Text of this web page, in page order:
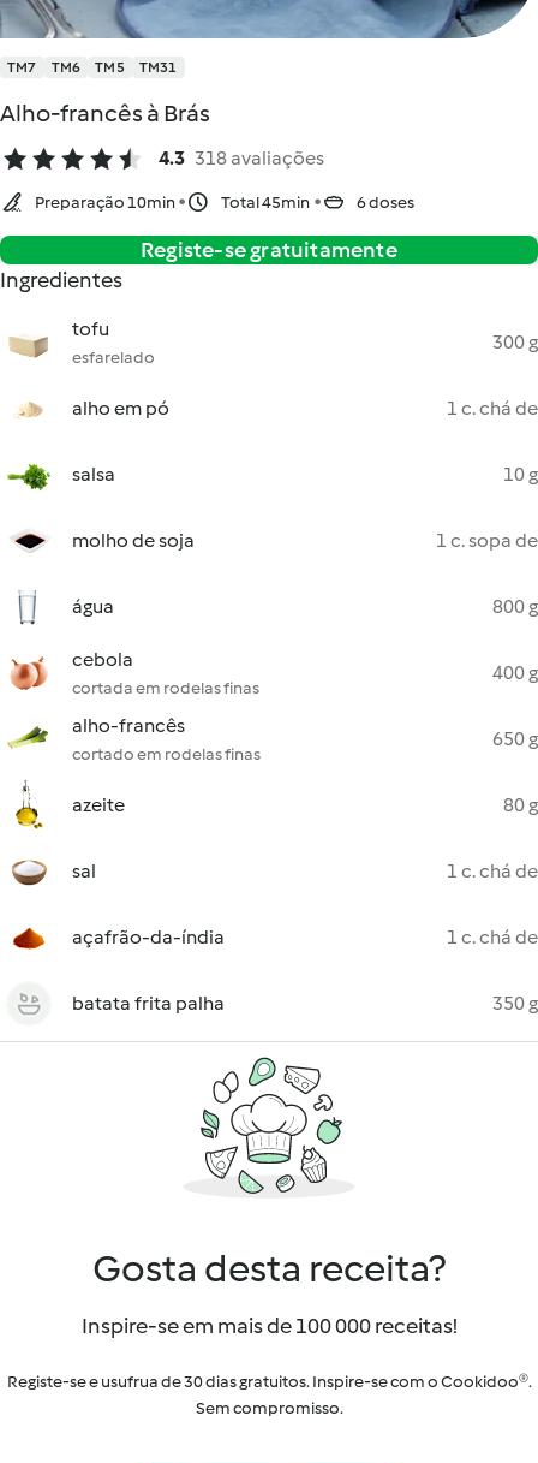
TM7 TM6 TM5 TM31
Alho-francês à Brás
4.3 318 avaliações
Preparação 10min Total 45min 6 doses
Registe-se gratuitamente
Ingredientes
tofu
esfarelado
300 g
alho em pó 1 c. chá de
salsa 10 g
molho de soja 1 c. sopa de
água 800 g
cebola
cortada em rodelas finas
400 g
alho-francês
cortado em rodelas finas
650 g
azeite 80 g
sal 1 c. chá de
açafrão-da-índia 1 c. chá de
batata frita palha 350 g
Gosta desta receita?
Inspire-se em mais de 100 000 receitas!
Registe-se e usufrua de 30 dias gratuitos. Inspire-se com o Cookidoo®.
Sem compromisso.